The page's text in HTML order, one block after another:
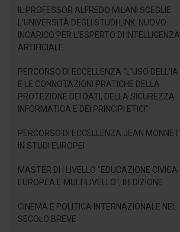
IL PROFESSOR ALFREDO MILANI SCEGLIE
L'UNIVERSITÀ DEGLI STUDI LINK: NUOVO
INCARICO PER L’ESPERTO DI INTELLIGENZA
ARTIFICIALE
PERCORSO DI ECCELLENZA "L’USO DELL’IA
E LE CONNOTAZIONI PRATICHE DELLA
PROTEZIONE DEI DATI, DELLA SICUREZZA
INFORMATICA E DEI PRINCIPI ETICI"
PERCORSO DI ECCELLENZA JEAN MONNET
IN STUDI EUROPEI
MASTER DI I LIVELLO "EDUCAZIONE CIVICA
EUROPEA E MULTILIVELLO", II EDIZIONE
CINEMA E POLITICA INTERNAZIONALE NEL
SECOLO BREVE